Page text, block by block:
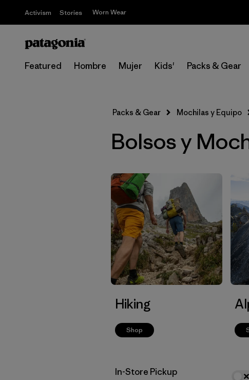
Activism Stories Worn Wear
Featured Hombre Mujer Kids' Packs & Gear
Size
Packs & Gear Mochilas y Equipo
Bolsos y
Hiking
Shop
In-Store Pickup